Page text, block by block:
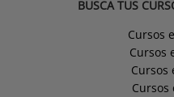
BUSCA TUS
Cursos
Cursos
Cursos
Cursos